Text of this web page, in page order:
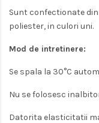
Sunt confectionate
poliester, in culori uni.
Mod de intretinere:
Se spala la 30°C
Nu se folosesc
Datorita elasticitatii